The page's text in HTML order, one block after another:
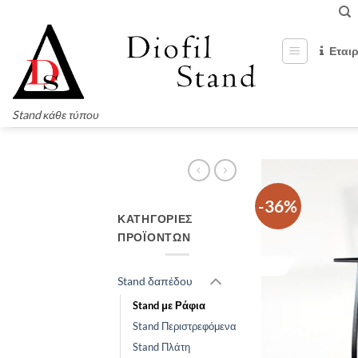
περιεχόμενο
Stand κάθε τύπου
ΚΑΤΗΓΟΡΊΕΣ
ΠΡΟΪΌΝΤΩΝ
Stand δαπέδου
Stand με Ράφια
Stand Περιστρεφόμενα
Stand Πλάτη
-36%